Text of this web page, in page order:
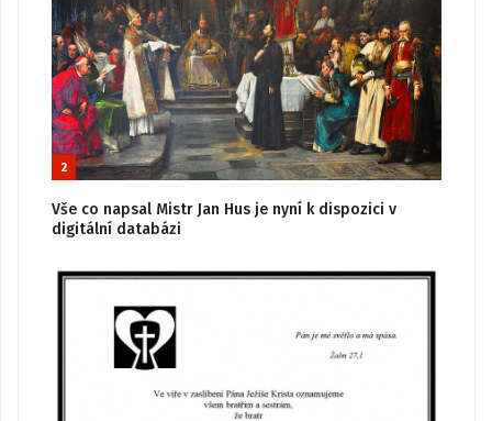
2
Vše co napsal Mistr Jan Hus je nyní k dispozici v
digitální databázi